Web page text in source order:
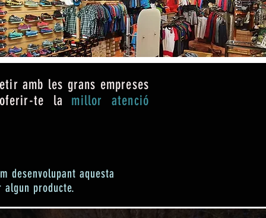
desenvolupant aquesta
producte.
amb les grans empreses
te la
millor atenció